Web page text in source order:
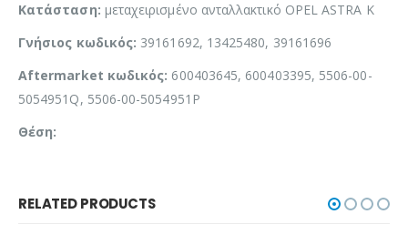
Κατάσταση: μεταχειρισμένο ανταλλακτικό OPEL ASTRA K
Γνήσιος κωδικός: 39161692, 13425480, 39161696
Aftermarket κωδικός: 600403645, 600403395, 5506-00-
5054951Q, 5506-00-5054951P
Θέση:
RELATED PRODUCTS